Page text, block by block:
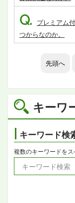
キーワ
キーワード検
複数のキーワードをス
Q. プレミアム
つからなのか。
先頭へ